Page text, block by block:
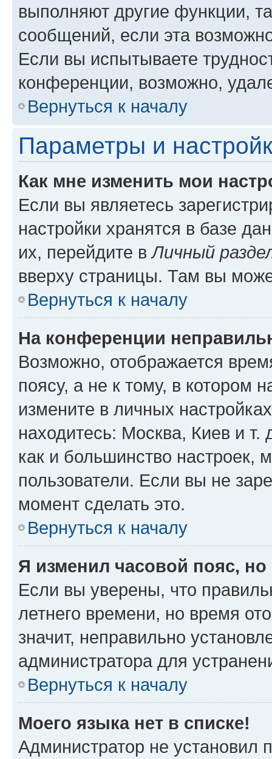
выполняют другие функции,
сообщений, если эта
Если вы испытываете
конференции, возможно,
Вернуться к началу
Параметры и
Как мне изменить мои
Если вы являетесь
настройки хранятся в базе
их, перейдите вЛичный
вверху страницы. Там вы
Вернуться к началу
На конференции
Возможно, отображается
поясу, а не к тому, в котором
измените в личных
находитесь: Москва, Киев и т.
как и большинство настроек,
пользователи. Если вы не
момент сделать это.
Вернуться к началу
Я изменил часовой пояс,
Если вы уверены, что
летнего времени, но время
значит, неправильно
администратора для
Вернуться к началу
Моего языка нет в списке!
Администратор не установил